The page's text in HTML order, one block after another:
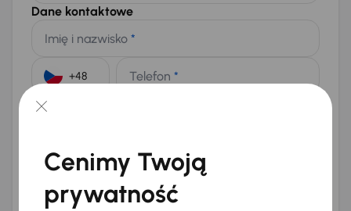
Dane kontaktowe
Imię i nazwisko *
Telefon *
E-mail
Na e-mail(opcjonalnie)
Na numer telefonu (opcjonalnie)
Wyślij zapytanie
Cenimy Twoją
prywatność